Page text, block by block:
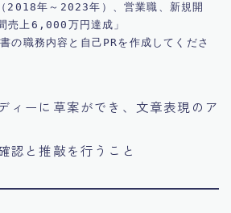
2018年～2023年）、営業職、新規開
間売上6,000万円達成」
の職務内容と自己PRを作成してくださ
ィーに草案ができ、文章表現のア
認と推敲を行うこと